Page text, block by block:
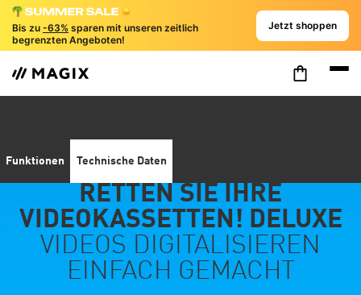
Bis zu -63% sparen mit unseren zeitlich
begrenzten Angeboten!
Jetzt shoppen
Funktionen Technische Daten
RETTEN SIE IHRE
VIDEOKASSETTEN! DELUXE
VIDEOS DIGITALISIEREN
EINFACH GEMACHT